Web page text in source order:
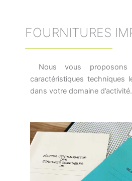
FOURNITURES
Nous vous
caractéristiques techniques
dans votre domaine d’activité.